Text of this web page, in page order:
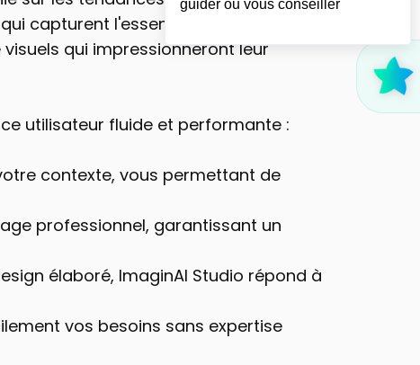
capturent l'essence de leur message,
qui impressionneront leur
utilisateur fluide et performante :
contexte, vous permettant de
professionnel, garantissant un
élaboré, ImaginAI Studio répond à
vos besoins sans expertise
guider ou vous conseiller